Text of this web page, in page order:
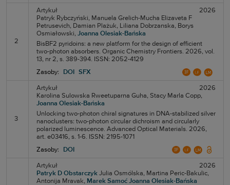
2
Artykuł
2026
Patryk Rybczyński, Manuela Grelich-Mucha Elizaveta F
Petrusevich, Damian Plażuk, Liliana Dobrzanska, Borys
Osmiałowski, Joanna Olesiak-Bańska
BisBF2 pyridoins: a new platform for the design of efficient
two-photon absorbers. Organic Chemistry Frontiers. 2026, vol.
13, nr 2, s. 389-394. ISSN: 2052-4129
Zasoby:
DOI SFX
3
Artykuł
2026
Karolina Sulowska Rweetuparna Guha, Stacy Marla Copp,
Joanna Olesiak-Bańska
Unlocking two-photon chiral signatures in DNA-stabilized silver
nanoclusters: two-photon circular dichroism and circularly
polarized luminescence. Advanced Optical Materials. 2026,
art. e03416, s. 1-6. ISSN: 2195-1071
Zasoby:
DOI
Artykuł
2026
Patryk D Obstarczyk Julia Osmólska, Martina Peric-Bakulic,
Antonija Mravak, Marek Samoć Joanna Olesiak-Bańska